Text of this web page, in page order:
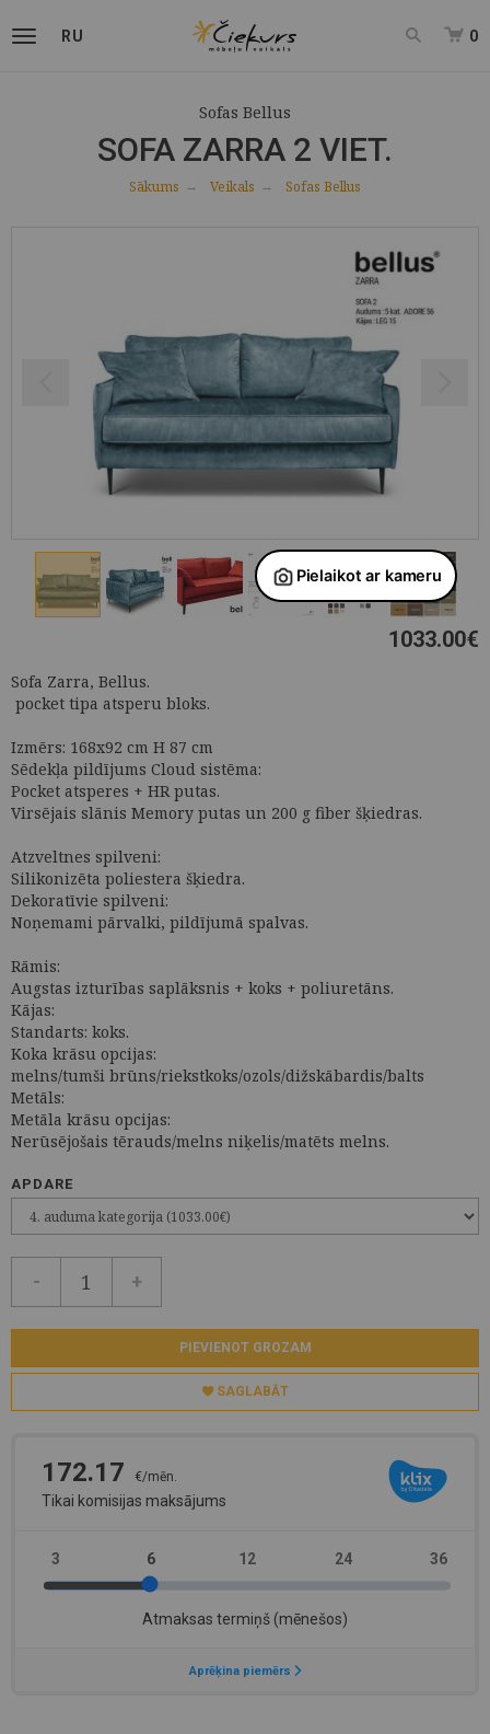
RU 0
Sofas Bellus
SOFA ZARRA 2 VIET.
Sākums Veikals Sofas Bellus
1033.00€
Sofa Zarra, Bellus.
pocket tipa atsperu bloks.
Izmērs: 168x92 cm H 87 cm
Sēdekļa pildījums Cloud sistēma:
Pocket atsperes + HR putas.
Virsējais slānis Memory putas un 200 g fiber šķiedras.
Atzveltnes spilveni:
Silikonizēta poliestera šķiedra.
Dekoratīvie spilveni:
Noņemami pārvalki, pildījumā spalvas.
Rāmis:
Augstas izturības saplāksnis + koks + poliuretāns.
Kājas:
Standarts: koks.
Koka krāsu opcijas:
melns/tumši brūns/riekstkoks/ozols/dižskābardis/balts
Metāls:
Metāla krāsu opcijas:
Nerūsējošais tērauds/melns niķelis/matēts melns.
APDARE
- +
PIEVIENOT GROZAM
SAGLABĀT